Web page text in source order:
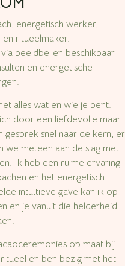
energetisch werker,
ritueelmaker.
beeldbellen beschikbaar
en energetische
alles wat en wie je bent.
door een liefdevolle maar
gesprek snel naar de kern, er
we meteen aan de slag met
Ik heb een ruime ervaring
en het energetisch
intuïtieve gave kan ik op
en je vanuit die helderheid
op maat bij
en ben bezig met het